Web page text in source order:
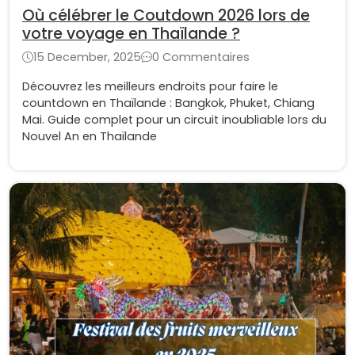
Où célébrer le Coutdown 2026 lors de
votre voyage en Thaïlande ?
15 December, 2025
0 Commentaires
Découvrez les meilleurs endroits pour faire le
countdown en Thaïlande : Bangkok, Phuket, Chiang
Mai. Guide complet pour un circuit inoubliable lors du
Nouvel An en Thaïlande